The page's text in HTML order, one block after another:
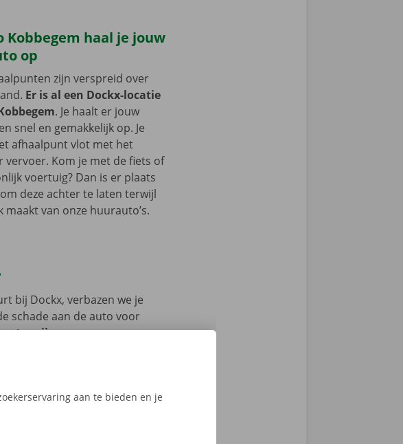
Kobbegem haal je jouw
op
zijn verspreid over
Er is al een Dockx-locatie
. Je haalt er jouw
snel en gemakkelijk op. Je
afhaalpunt vlot met het
vervoer. Kom je met de fiets of
voertuig? Dan is er plaats
deze achter te laten terwijl
maakt van onze huurauto’s.
bij Dockx, verbazen we je
schade aan de auto voor
prijzen en een
voor je klaar.
aan te bieden en je